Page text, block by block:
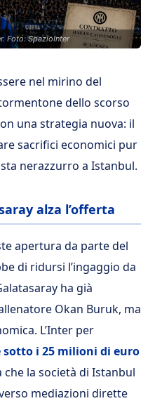
Foto: SpazioInter
nel mirino del
dello scorso
una strategia nuova: il
sacrifici economici pur
nerazzurro a Istanbul.
alza l’offerta
apertura da parte del
di ridursi l’ingaggio da
ha già
Okan Buruk, ma
L’Inter per
sotto i 25 milioni di euro
la società di Istanbul
mediazioni dirette